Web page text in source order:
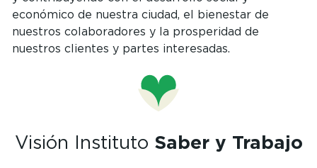
económico de nuestra ciudad, el bienestar de
nuestros colaboradores y la prosperidad de
nuestros clientes y partes interesadas.
Visión Instituto Saber y Trabajo